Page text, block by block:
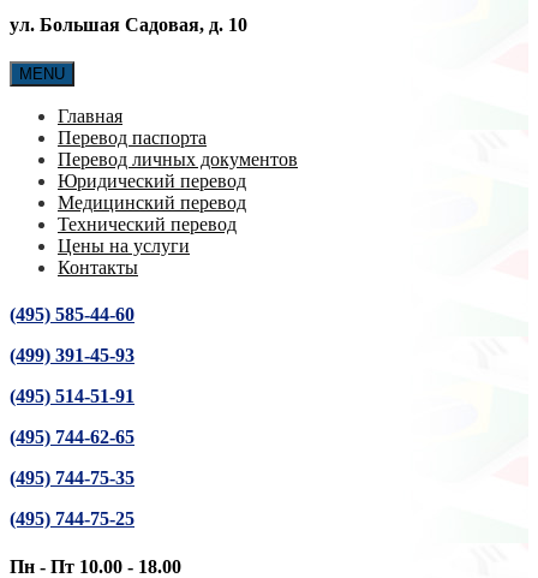
ул. Большая Садовая, д. 10
MENU
Главная
Перевод паспорта
Перевод личных документов
Юридический перевод
Медицинский перевод
Технический перевод
Цены на услуги
Контакты
(495) 585-44-60
(499) 391-45-93
(495) 514-51-91
(495) 744-62-65
(495) 744-75-35
(495) 744-75-25
Пн - Пт 10.00 - 18.00